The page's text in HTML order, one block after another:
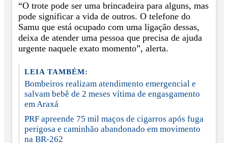
“O trote pode ser uma brincadeira para alguns, mas
pode significar a vida de outros. O telefone do
Samu que está ocupado com uma ligação dessas,
deixa de atender uma pessoa que precisa de ajuda
urgente naquele exato momento”, alerta.
LEIA TAMBÉM:
Bombeiros realizam atendimento emergencial e
salvam bebê de 2 meses vítima de engasgamento
em Araxá
PRF apreende 75 mil maços de cigarros após fuga
perigosa e caminhão abandonado em movimento
na BR-262